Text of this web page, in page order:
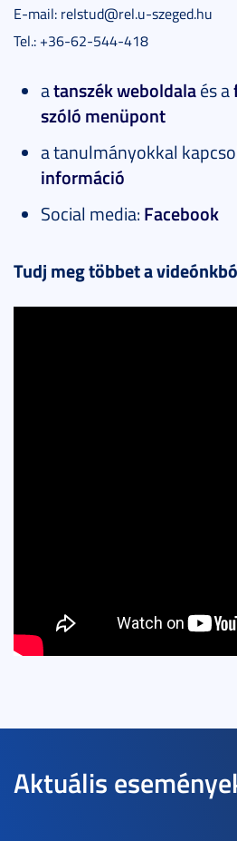
E-mail: relstud@rel.u-szeged.hu
Tel.: +36-62-544-418
atanszék weboldalaés a
szóló menüpont
a tanulmányokkal
információ
Social media: Facebook
Tudj meg többet a
Aktuális